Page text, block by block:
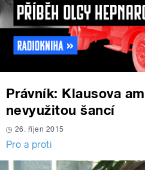
Právník: Klausova
nevyužitou šancí
26. říjen 2015
Pro a proti